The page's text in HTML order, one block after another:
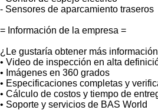
- Sensores de aparcamiento traseros
= Información de la empresa =
¿Le gustaría obtener más
• Video de inspección en alta
• Imágenes en 360 grados
• Especificaciones completas y
• Cálculo de costos y tiempo de
• Soporte y servicios de BAS World